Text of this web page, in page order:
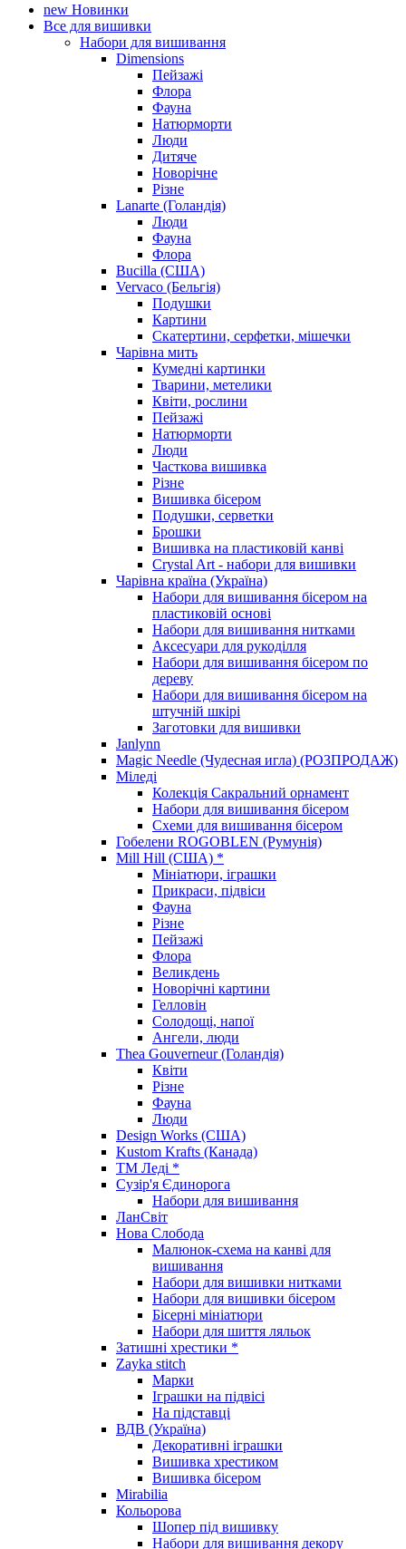
new Новинки
Все для вишивки
Набори для вишивання
Dimensions
Пейзажі
Флора
Фауна
Натюрморти
Люди
Дитяче
Новорічне
Різне
Lanarte (Голандія)
Люди
Фауна
Флора
Bucilla (США)
Vervaco (Бельгія)
Подушки
Картини
Скатертини, серфетки, мішечки
Чарiвна мить
Кумедні картинки
Тварини, метелики
Квіти, рослини
Пейзажі
Натюрморти
Люди
Часткова вишивка
Різне
Вишивка бісером
Подушки, серветки
Брошки
Вишивка на пластиковій канві
Crystal Art - набори для вишивки
Чарівна країна (Україна)
Набори для вишивання бісером на
пластиковій основі
Набори для вишивання нитками
Аксесуари для рукоділля
Набори для вишивання бісером по
дереву
Набори для вишивання бісером на
штучній шкірі
Заготовки для вишивки
Janlynn
Magic Needle (Чудесная игла) (РОЗПРОДАЖ)
Міледі
Колекція Сакральний орнамент
Набори для вишивання бісером
Схеми для вишивання бісером
Гобелени ROGOBLEN (Румунія)
Mill Hill (США) *
Мініатюри, іграшки
Прикраси, підвіси
Фауна
Різне
Пейзажі
Флора
Великдень
Новорічні картини
Гелловін
Солодощі, напої
Ангели, люди
Thea Gouverneur (Голандія)
Квіти
Різне
Фауна
Люди
Design Works (США)
Kustom Krafts (Канада)
ТМ Леді *
Сузір'я Єдинорога
Набори для вишивання
ЛанСвіт
Нова Слобода
Малюнок-схема на канві для
вишивання
Набори для вишивки нитками
Набори для вишивки бісером
Бісерні мініатюри
Набори для шиття ляльок
Затишні хрестики *
Zayka stitch
Марки
Іграшки на підвісі
На підставці
ВДВ (Україна)
Декоративні іграшки
Вишивка хрестиком
Вишивка бісером
Mirabilia
Кольорова
Шопер під вишивку
Набори для вишивання декору